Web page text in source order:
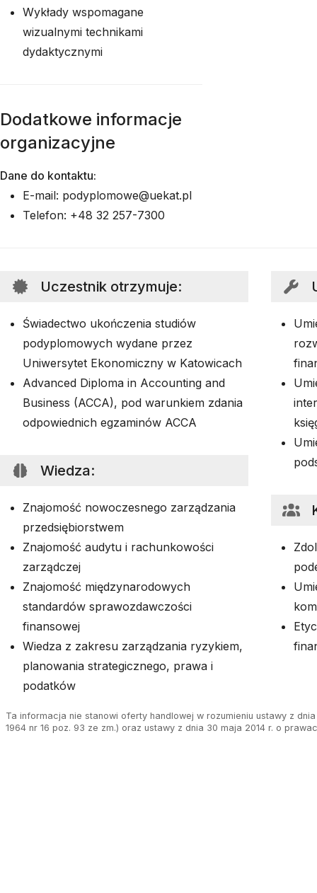
Wykłady wspomagane
wizualnymi technikami
dydaktycznymi
Dodatkowe informacje
organizacyjne
Dane do kontaktu:
E-mail: podyplomowe@uekat.pl
Telefon: +48 32 257-7300
Uczestnik otrzymuje:
Świadectwo ukończenia studiów
podyplomowych wydane przez
Uniwersytet Ekonomiczny w Katowicach
Advanced Diploma in Accounting and
Business (ACCA), pod warunkiem zdania
odpowiednich egzaminów ACCA
Wiedza:
Znajomość nowoczesnego zarządzania
przedsiębiorstwem
Znajomość audytu i rachunkowości
zarządczej
Znajomość międzynarodowych
standardów sprawozdawczości
finansowej
Wiedza z zakresu zarządzania ryzykiem,
planowania strategicznego, prawa i
podatków
Ta informacja nie stanowi oferty handlowej w rozumieniu ustawy z
1964 nr 16 poz. 93 ze zm.) oraz ustawy z dnia 30 maja 2014 r. o